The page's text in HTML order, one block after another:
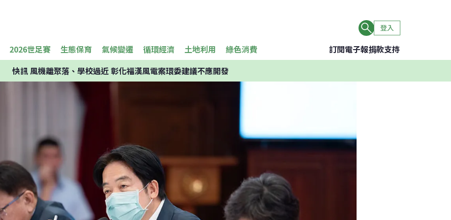
登入
2026世足賽 生態保育 氣候變遷 循環經濟 土地利用 綠色消費 訂閱電子報捐款支持
快訊風機離聚落、學校過近 彰化福漢風電案環委建議不應開發